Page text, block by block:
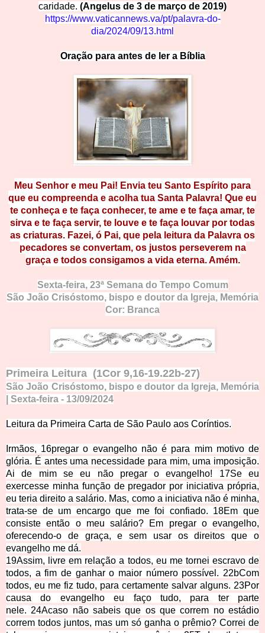
caridade. (Angelus de 3 de março de 2019)
https://www.vaticannews.va/pt/palavra-do-
dia/2024/09/13.html
Oração para antes de ler a Bíblia
Meu Senhor e meu Pai! Envia teu Santo Espírito para
que eu compreenda e acolha tua Santa Palavra! Que eu
te conheça e te faça conhecer, te ame e te faça amar, te
sirva e te faça servir, te louve e te faça louvar por todas
as criaturas. Fazei, ó Pai, que pela leitura da Palavra os
pecadores se convertam, os justos perseverem na
graça e todos consigamos a vida eterna. Amém.
Sexta-feira, 23ª Semana do Tempo Comum
São João Crisóstomo, bispo e doutor da Igreja, Memória
Cor: Branca
Primeira Leitura (1Cor 9,16-19.22b-27)
São João Crisóstomo, bispo e doutor da Igreja, Memória
| Sexta-feira - 13/09/2024
Leitura da Primeira Carta de São Paulo aos Coríntios.
Irmãos, 16pregar o evangelho não é para mim motivo de
glória. É antes uma necessidade para mim, uma imposição.
Ai de mim se eu não pregar o evangelho! 17Se eu
exercesse minha função de pregador por iniciativa própria,
eu teria direito a salário. Mas, como a iniciativa não é minha,
trata-se de um encargo que me foi confiado. 18Em que
consiste então o meu salário? Em pregar o evangelho,
oferecendo-o de graça, e sem usar os direitos que o
evangelho me dá.
19Assim, livre em relação a todos, eu me tornei escravo de
todos, a fim de ganhar o maior número possível. 22bCom
todos, eu me fiz tudo, para certamente salvar alguns. 23Por
causa do evangelho eu faço tudo, para ter parte
nele. 24Acaso não sabeis que os que correm no estádio
correm todos juntos, mas um só ganha o prêmio? Correi de